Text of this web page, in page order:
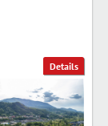
Details